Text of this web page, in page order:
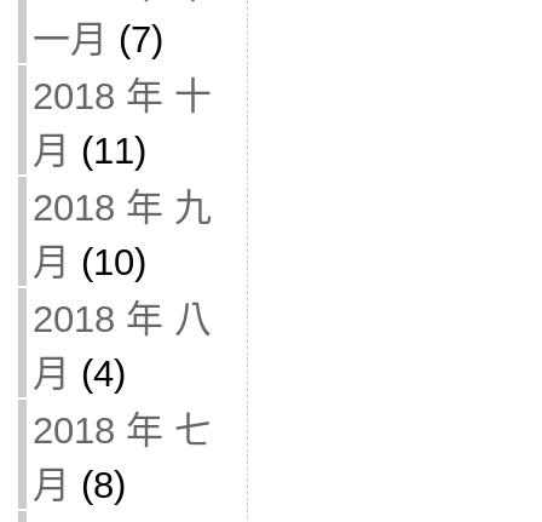
一月 (7)
2018 年 十
月 (11)
2018 年 九
月 (10)
2018 年 八
月 (4)
2018 年 七
月 (8)